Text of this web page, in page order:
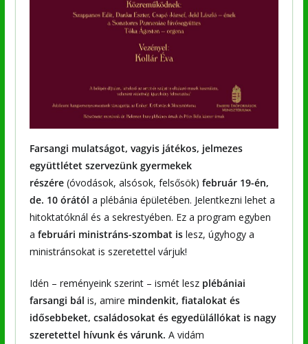
Farsangi mulatságot, vagyis játékos, jelmezes
együttlétet szervezünk gyermekek
részére (óvodások, alsósok, felsősök) február 19-én,
de. 10 órától a plébánia épületében. Jelentkezni lehet a
hitoktatóknál és a sekrestyében. Ez a program egyben
a februári ministráns-szombat islesz, úgyhogy a
ministránsokat is szeretettel várjuk!
Idén – reményeink szerint – ismét lesz plébániai
farsangi bál is, amire mindenkit, fiatalokat és
idősebbeket, családosokat és egyedülállókat is nagy
szeretettel hívunk és várunk. A vidám